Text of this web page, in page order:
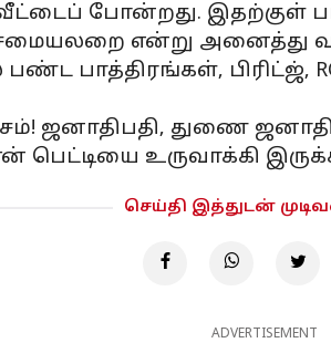
போன்றது. இதற்குள்
என்று அனைத்து
பாத்திரங்கள், பிரிட்ஜ்,
ஜனாதிபதி, துணை
பெட்டியை உருவாக்கி
செய்தி இத்துடன்
ADVERTISEMENT